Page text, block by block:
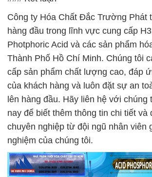
Công ty Hóa Chất Đắc Trường Phát
hàng đầu trong lĩnh vực cung cấp
Photphoric Acid và các sản phẩm
Thành Phố Hồ Chí Minh. Chúng tôi
cấp sản phẩm chất lượng cao, đáp
của khách hàng và luôn đặt sự an
lên hàng đầu. Hãy liên hệ với chúng
nay để biết thêm thông tin chi tiết
chuyên nghiệp từ đội ngũ nhân viên
nghiệm của chúng tôi.